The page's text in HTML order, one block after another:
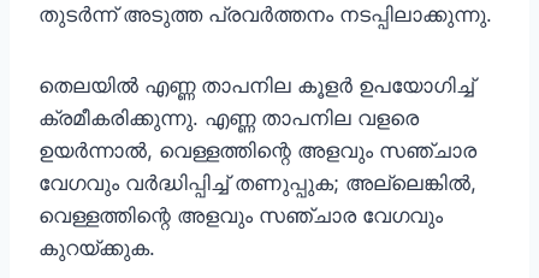
തുടർന്ന് അടുത്ത പ്രവർത്തനം നടപ്പിലാക്കുന്നു.
തെലയിൽ എണ്ണ താപനില കൂളർ ഉപയോഗിച്ച്
ക്രമീകരിക്കുന്നു. എണ്ണ താപനില വളരെ
ഉയർന്നാൽ, വെള്ളത്തിന്റെ അളവും സഞ്ചാര
വേഗവും വർദ്ധിപ്പിച്ച് തണുപ്പുക; അല്ലെങ്കിൽ,
വെള്ളത്തിന്റെ അളവും സഞ്ചാര വേഗവും
കുറയ്ക്കുക.